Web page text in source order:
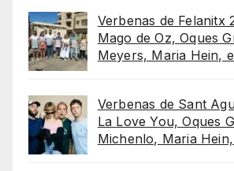
Verbenas de Felanitx
Mago de Oz, Oques
Meyers, Maria Hein,
Verbenas de Sant
La Love You, Oques
Michenlo, Maria